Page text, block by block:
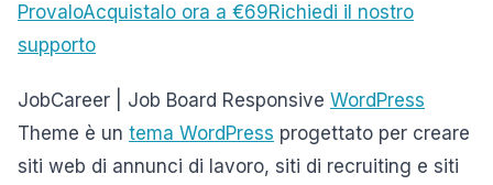
ProvaloAcquistalo ora a €69Richiedi il nostro
supporto
JobCareer | Job Board Responsive WordPress
Theme è un tema WordPress progettato per creare
siti web di annunci di lavoro, siti di recruiting e siti